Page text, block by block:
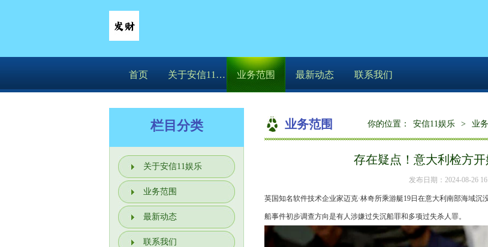
首页 关于安信11娱乐 业务范围 最新动态 联系我们
栏目分类
关于安信11娱乐
业务范围
最新动态
联系我们
业务范围 你的位置： 安信11娱乐 > 业
存在疑点！意大利检方
发布日期：2024-08-26
英国知名软件技术企业家迈克·林奇所乘游艇19日在意大利南部海域
船事件初步调查方向是有人涉嫌过失沉船罪和多项过失杀人罪。